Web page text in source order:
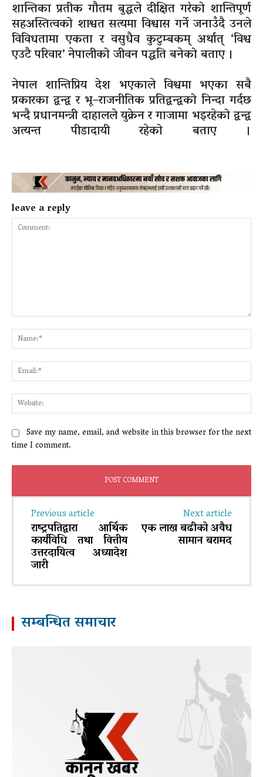
शान्तिका प्रतीक गौतम बुद्धले दीक्षित गरेको शान्तिपूर्ण
सहअस्तित्वको शाश्वत सत्यमा विश्वास गर्ने जनाउँदै उनले
विविधतामा एकता र वसुधैव कुटुम्बकम् अर्थात् ‘विश्व
एउटै परिवार’ नेपालीको जीवन पद्धति बनेको बताए ।
नेपाल शान्तिप्रिय देश भएकाले विश्वमा भएका सबै
प्रकारका द्वन्द्व र भू–राजनीतिक प्रतिद्वन्द्वको निन्दा गर्दछ
भन्दै प्रधानमन्त्री दाहालले युक्रेन र गाजामा भइरहेको द्वन्द्व
अत्यन्त पीडादायी रहेको बताए ।
leave a reply
Save my name, email, and website in this browser for the next
time I comment.
Previous article
राष्ट्रपतिद्वारा आर्थिक
कार्यविधि तथा वित्तीय
उत्तरदायित्व अध्यादेश
जारी
Next article
एक लाख बढीको अवैध
सामान बरामद
सम्बन्धित समाचार